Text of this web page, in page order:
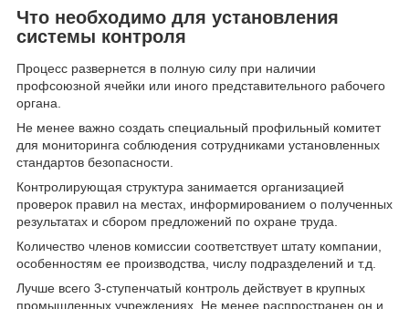
Что необходимо для установления
системы контроля
Процесс развернется в полную силу при наличии
профсоюзной ячейки или иного представительного рабочего
органа.
Не менее важно создать специальный профильный комитет
для мониторинга соблюдения сотрудниками установленных
стандартов безопасности.
Контролирующая структура занимается организацией
проверок правил на местах, информированием о полученных
результатах и сбором предложений по охране труда.
Количество членов комиссии соответствует штату компании,
особенностям ее производства, числу подразделений и т.д.
Лучше всего 3-ступенчатый контроль действует в крупных
промышленных учреждениях. Не менее распространен он и